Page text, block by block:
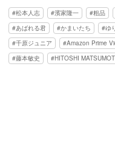
松本人志 濱家隆一 粗品
あばれる君
かまいたち ゆ
千原ジュニア
Amazon Prime
藤本敏史
HITOSHI